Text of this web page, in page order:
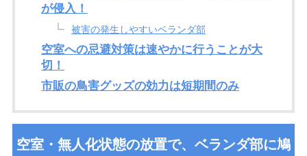
が侵入！
被害の発生しやすいベランダ部
空室への忌避対策は速やかに行うことが大
切！
市販の鳥害グッズの効力は短期間のみ
空室・無人化状態の放置で、ベランダ部に鳩